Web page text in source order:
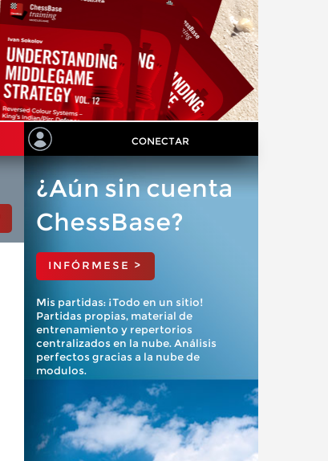
CONECTAR
¿Aún sin cuenta
ChessBase?
INFÓRMESE >
Mis partidas: ¡Todo en un sitio!
Partidas propias, material de
entrenamiento y repertorios
centralizados en la nube. Análisis
perfectos gracias a la nube de
modulos.